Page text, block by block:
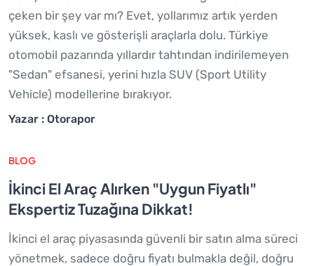
çeken bir şey var mı? Evet, yollarımız artık yerden
yüksek, kaslı ve gösterişli araçlarla dolu. Türkiye
otomobil pazarında yıllardır tahtından indirilemeyen
"Sedan" efsanesi, yerini hızla SUV (Sport Utility
Vehicle) modellerine bırakıyor.
Yazar : Otorapor
BLOG
İkinci El Araç Alırken "Uygun Fiyatlı"
Ekspertiz Tuzağına Dikkat!
İkinci el araç piyasasında güvenli bir satın alma süreci
yönetmek, sadece doğru fiyatı bulmakla değil, doğru